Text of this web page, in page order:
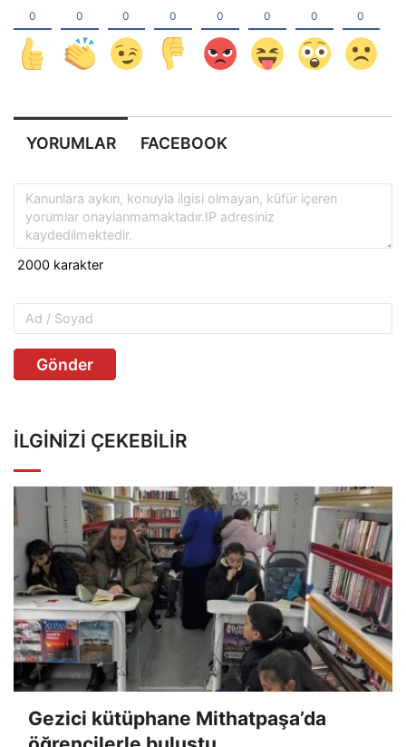
YORUMLAR FACEBOOK
Gönder
İLGINIZI ÇEKEBILIR
Gezici kütüphane Mithatpaşa’da